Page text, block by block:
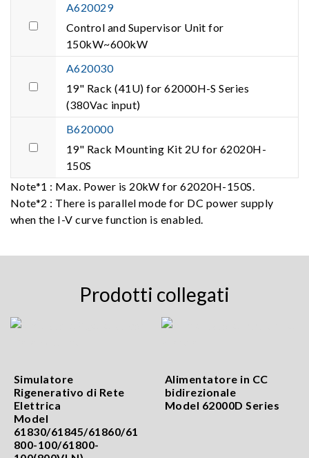
A620029
Control and Supervisor Unit for
150kW~600kW
A620030
19" Rack (41U) for 62000H-S Series
(380Vac input)
B620000
19" Rack Mounting Kit 2U for 62020H-
150S
Note*1 : Max. Power is 20kW for 62020H-150S.
Note*2 : There is parallel mode for DC power supply
when the I-V curve function is enabled.
Prodotti collegati
Simulatore
Rigenerativo di Rete
Elettrica
Model
61830/61845/61860/61
800-100/61800-
Alimentatore in CC
bidirezionale
Model 62000D Series